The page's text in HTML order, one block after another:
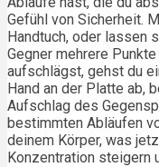
Gefühl von Sicherheit.
Handtuch, oder lassen
Gegner mehrere
aufschlägst, gehst du
Hand an der Platte ab,
Aufschlag des
bestimmten Abläufen
deinem Körper, was
Konzentration steigern